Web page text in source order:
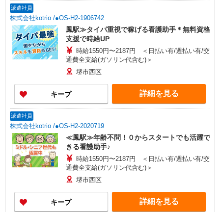
派遣社員
株式会社kotrio /●OS-H2-1906742
鳳駅≫タイパ重視で稼げる看護助手＊無料資格
支援で時給UP
時給1550円〜2187円 ＜日払い有/週払い有/交
通費全支給(ガソリン代含む)＞
堺市西区
キープ 詳細を見る
派遣社員
株式会社kotrio /●OS-H2-2020719
≪鳳駅≫年齢不問！０からスタートでも活躍で
きる看護助手♪
時給1550円〜2187円 ＜日払い有/週払い有/交
通費全支給(ガソリン代含む)＞
堺市西区
キープ 詳細を見る